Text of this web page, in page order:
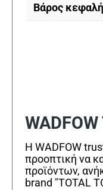
Βάρος
Η WADFOW
προοπτική να
προϊόντων,
brand "TOTAL